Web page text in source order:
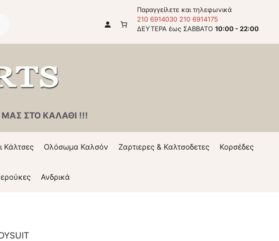
Παραγγείλετε και τηλεφωνικά
210 6914030 210 6914175
ΔΕΥΤΕΡΑ έως ΣΑΒΒΑΤΟ 10:00 - 22:00
ΜΑΣ ΣΤΟ ΚΑΛΑΘΙ !!!
Κάλτσες Ολόσωμα Καλσόν Ζαρτιερες & Καλτσοδετες Κορσέδες
Ανδρικά